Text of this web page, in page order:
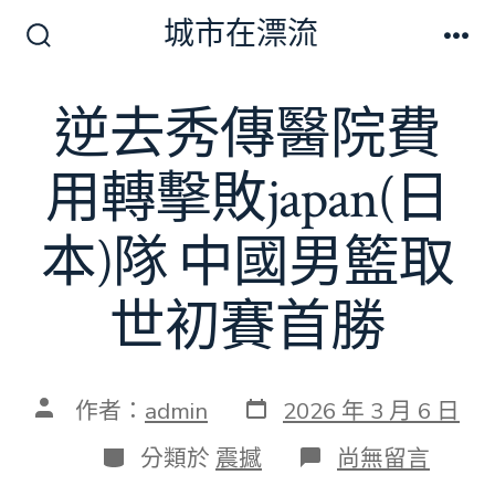
切
換
開
關
城市在漂流
逆去秀傳醫院費
用轉擊敗japan(日
本)隊 中國男籃取
世初賽首勝
文 作者： admin 發
表
日
期
2026 年 3 月 6 日
分
類
分類於 震撼 在
〈逆
尚無留言